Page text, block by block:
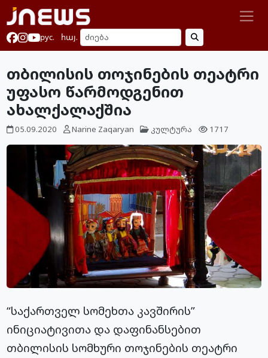
рус. հայ.
თბილისის თოჯინების თეატრი
უფასო წარმოდგენით
ახალქალაქშია
05.09.2020 Narine Zaqaryan კულტურა 1717
“საქართველ სომეხთა კავშირის”
ინიციატივითა და დაფინანსებით
თბილისის სომხური თოჯინების თეატრი